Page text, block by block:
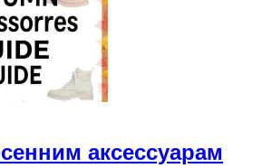
аксессуарам